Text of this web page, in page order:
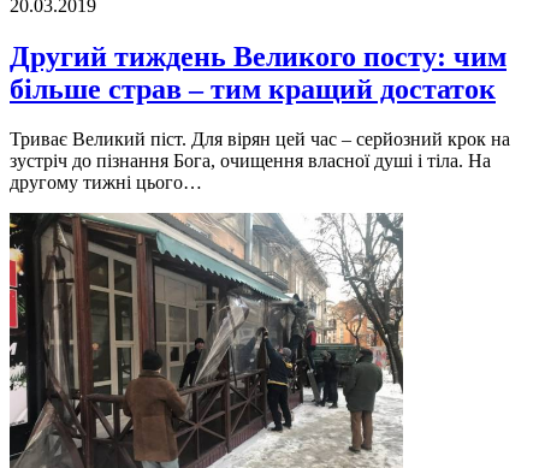
20.03.2019
Другий тиждень Великого посту: чим
більше страв – тим кращий достаток
Триває Великий піст. Для вірян цей час – серйозний крок на
зустріч до пізнання Бога, очищення власної душі і тіла. На
другому тижні цього…